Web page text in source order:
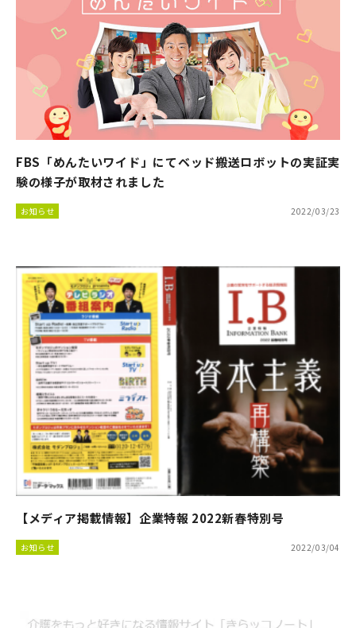
FBS「めんたいワイド」にてベッド搬送ロボットの実証実
験の様子が取材されました
お知らせ 2022/03/23
【メディア掲載情報】企業特報 2022新春特別号
お知らせ 2022/03/04